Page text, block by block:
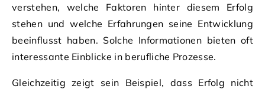
verstehen, welche Faktoren hinter diesem Erfolg
stehen und welche Erfahrungen seine Entwicklung
beeinflusst haben. Solche Informationen bieten oft
interessante Einblicke in berufliche Prozesse.
Gleichzeitig zeigt sein Beispiel, dass Erfolg nicht